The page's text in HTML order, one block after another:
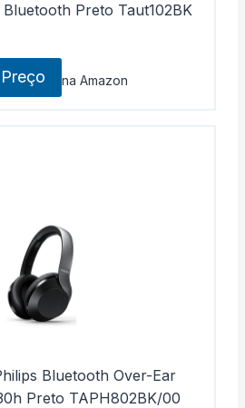
Preto Taut102BK
na Amazon
Bluetooth Over-Ear
Preto TAPH802BK/00